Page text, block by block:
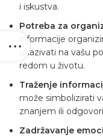
i iskustva.
Potreba za
informacije
ukazivati na vašu
redom u životu.
Traženje
može simbolizirati
znanjem ili
Zadržavanje